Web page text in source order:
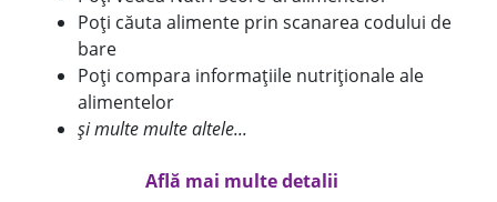
Poți căuta alimente prin scanarea codului de
bare
Poți compara informațiile nutriționale ale
alimentelor
și multe multe altele...
Află mai multe detalii